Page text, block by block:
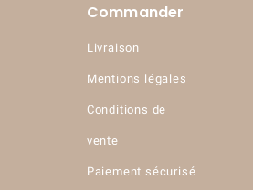
Commander
Livraison
Mentions légales
Conditions de
vente
Paiement sécurisé